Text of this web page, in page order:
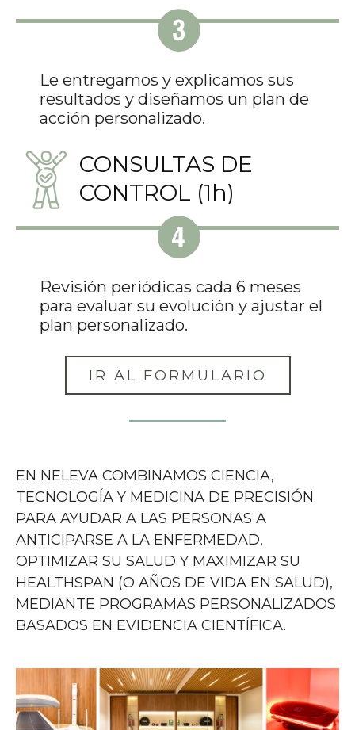
Le entregamos y explicamos sus
resultados y diseñamos un plan de
acción personalizado.
CONSULTAS DE
CONTROL (1h)
Revisión periódicas cada 6 meses
para evaluar su evolución y ajustar el
plan personalizado.
IR AL FORMULARIO
EN NELEVA COMBINAMOS CIENCIA,
TECNOLOGÍA Y MEDICINA DE PRECISIÓN
PARA AYUDAR A LAS PERSONAS A
ANTICIPARSE A LA ENFERMEDAD,
OPTIMIZAR SU SALUD Y MAXIMIZAR SU
HEALTHSPAN (O AÑOS DE VIDA EN SALUD),
MEDIANTE PROGRAMAS PERSONALIZADOS
BASADOS EN EVIDENCIA CIENTÍFICA.